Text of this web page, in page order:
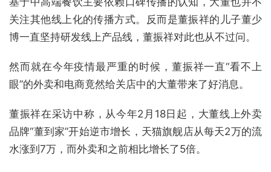
关注其他线上化的传播方式。反而是董振祥的儿子董少
博一直坚持研发线上产品线，董振祥对此也从不过问。
然而就在今年疫情最严重的时候，董振祥一直“看不上
眼”的外卖和电商竟然给关店中的大董带来了好消息。
董振祥在采访中称，从今年2月18日起，大董线上外卖
品牌“董到家”开始逆市增长，天猫旗舰店从每天2万的流
水涨到7万，而外卖和之前相比增长了5倍。